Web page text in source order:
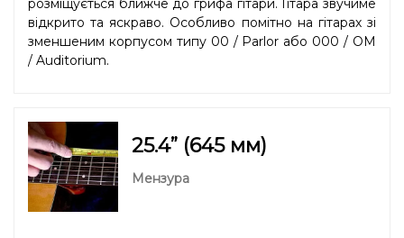
розміщується ближче до грифа гітари. Гітара звучиме
відкрито та яскраво. Особливо помітно на гітарах зі
зменшеним корпусом типу 00 / Parlor або 000 / OM
/ Auditorium.
25.4” (645 мм)
Мензура